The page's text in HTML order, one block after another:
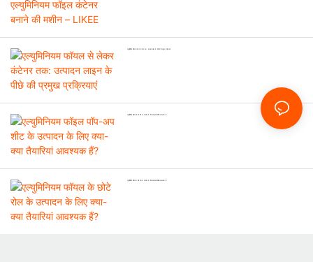
एल्युमिनियम फॉयल से लेकर कंटेनर तक: उत्पादन लाइन के पीछे की प्रमुख प्रक्रियाएं
एल्युमिनियम फॉइल पॉप-अप शीट के उत्पादन के लिए क्या-क्या तैयारियां आवश्यक हैं?
एल्युमिनियम फॉयल के छोटे रोल के उत्पादन के लिए क्या-क्या तैयारियां आवश्यक हैं?